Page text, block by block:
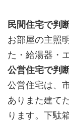
民間住宅で判
お部屋の主照
た・給湯器・
公営住宅で判
公営住宅は、
ありまた建て
ります。下駄